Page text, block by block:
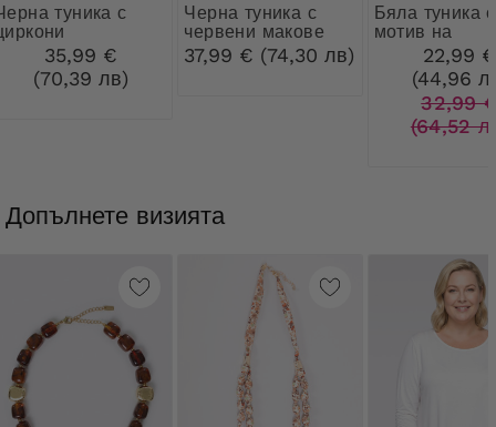
с
35,99 €
(70,39 лв)
Черна туника с
червени макове
37,99 € (74,30 лв)
Бяла туника с
мотив на
метличина
22,99 €
(44,96
32,99
(64,52
Допълнете визията